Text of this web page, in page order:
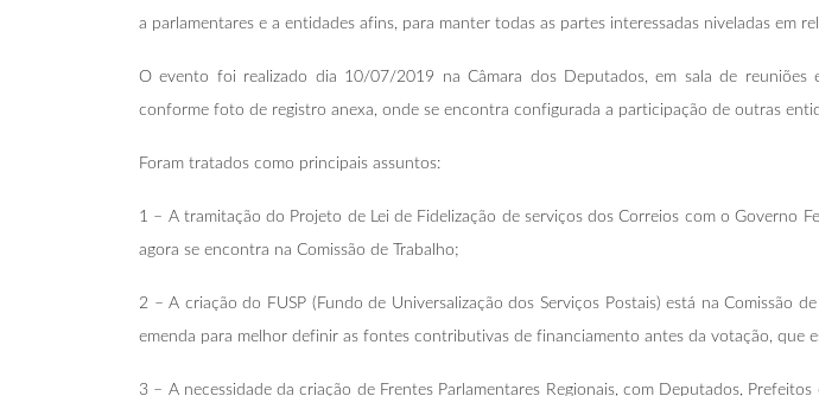
a parlamentares e a entidades afins, para manter todas as partes interessadas niveladas em
O evento foi realizado dia 10/07/2019 na Câmara dos Deputados, em sala de reuniões
conforme foto de registro anexa, onde se encontra configurada a participação de outras
Foram tratados como principais assuntos:
1 – A tramitação do Projeto de Lei de Fidelização de serviços dos Correios com o Governo
agora se encontra na Comissão de Trabalho;
2 – A criação do FUSP (Fundo de Universalização dos Serviços Postais) está na Comissão
emenda para melhor definir as fontes contributivas de financiamento antes da votação, que
3 – A necessidade da criação de Frentes Parlamentares Regionais, com Deputados,